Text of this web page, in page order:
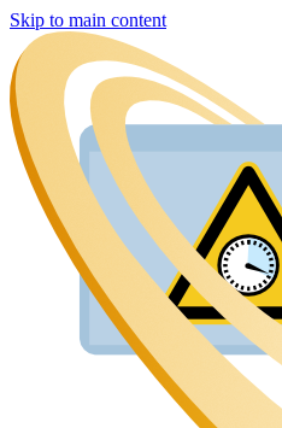
Skip to main content